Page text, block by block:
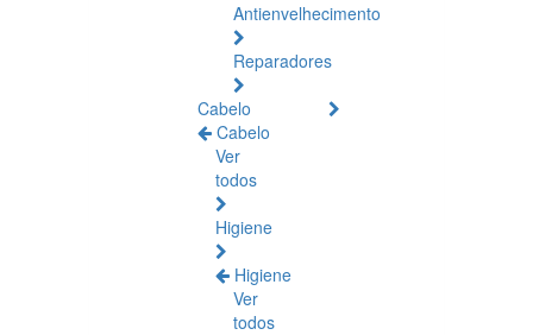
Antienvelhecimento
Reparadores
Cabelo
Cabelo
Ver
todos
Higiene
Higiene
Ver
todos